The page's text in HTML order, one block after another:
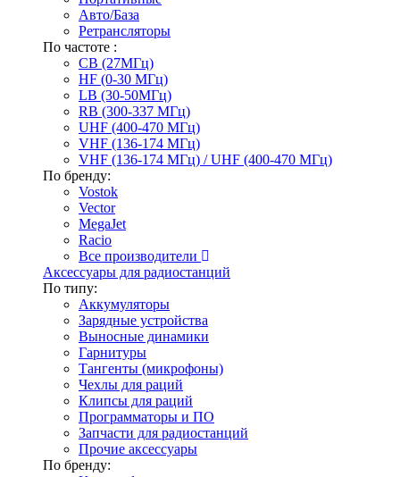
Авто/База
Ретрансляторы
По частоте :
CB (27МГц)
HF (0-30 МГц)
LB (30-50МГц)
RB (300-337 МГц)
UHF (400-470 МГц)
VHF (136-174 МГц)
VHF (136-174 МГц) / UHF (400-470 МГц)
По бренду:
Vostok
Vector
MegaJet
Racio
Все производители
Аксессуары для радиостанций
По типу:
Аккумуляторы
Зарядные устройства
Выносные динамики
Гарнитуры
Тангенты (микрофоны)
Чехлы для раций
Клипсы для раций
Программаторы и ПО
Запчасти для радиостанций
Прочие аксессуары
По бренду: